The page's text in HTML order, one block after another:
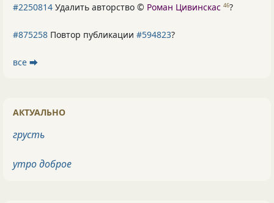
#2250814 Удалить авторство © Роман Цивинскас 46?
#875258 Повтор публикации #594823?
все ⮕
АКТУАЛЬНО
грусть
утро доброе